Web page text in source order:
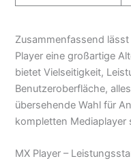
Zusammenfassend
Player eine großartige
bietet Vielseitigkeit,
Benutzeroberfläche,
übersehende Wahl für
kompletten Mediaplayer
MX Player –